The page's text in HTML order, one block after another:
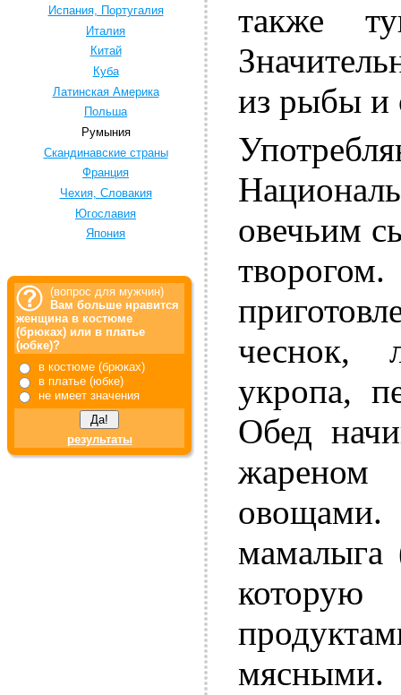
Испания, Португалия
Италия
Китай
Куба
Латинская Америка
Польша
Румыния
Скандинавские страны
Франция
Чехия, Словакия
Югославия
Япония
(вопрос для мужчин)
Вам больше нравится
женщина в костюме
(брюках) или в платье
(юбке)?
в костюме (брюках)
в платье (юбке)
не имеет значения
результаты
также
из рыбы и
овечьим
чеснок,
укропа,
Обед
мамалыга
мясными.